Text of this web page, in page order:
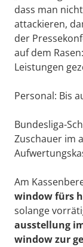
dass man
attackieren,
der
auf dem
Leistungen
Personal: Bis
Bundesliga-
Zuschauer im
Am
window fürs
solange
ausstellung
window zur